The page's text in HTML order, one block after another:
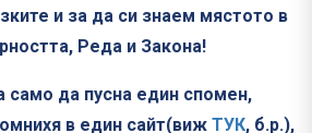
и за да си знаем мястото в
Реда и Закона!
само да пусна един спомен,
в един сайт(виж ТУК, б.р.),